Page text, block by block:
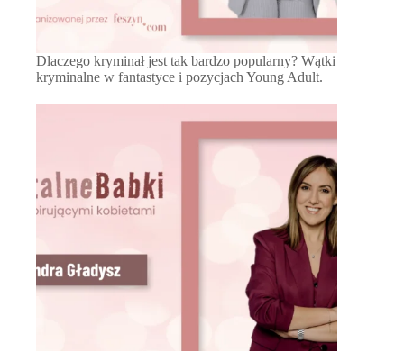
Dlaczego kryminał jest tak bardzo popularny? Wątki
kryminalne w fantastyce i pozycjach Young Adult.